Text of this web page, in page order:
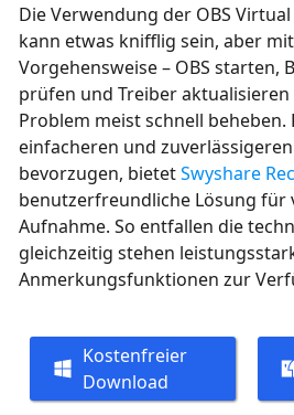
Die Verwendung der OBS
kann etwas knifflig sein, aber
Vorgehensweise – OBS starten,
prüfen und Treiber aktualisieren
Problem meist schnell beheben.
einfacheren und
bevorzugen, bietetSwyshare
benutzerfreundliche Lösung für
Aufnahme. So entfallen die
gleichzeitig stehen
Anmerkungsfunktionen zur
Kostenfreier
Download